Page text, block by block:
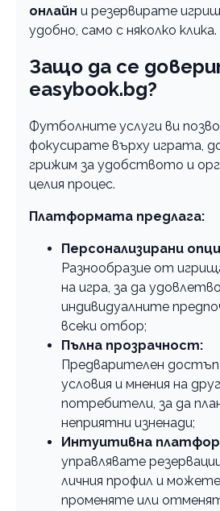
онлайн и резервирате
удобно, само с няколко клика.
Защо да се
еasybook.bg?
Футболните услуги ви
фокусирате върху играта,
грижим за удобството и
целия процес.
Платформата предлага:
Персонализирани
Разнообразие от
на игра, за да
индивидуалните
всеки отбор;
Пълна прозрачност:
Предварителен достъп
условия и мнения на
потребители, за да
неприятни изненади;
Интуитивна
управлявате
личния профил и
променяте или